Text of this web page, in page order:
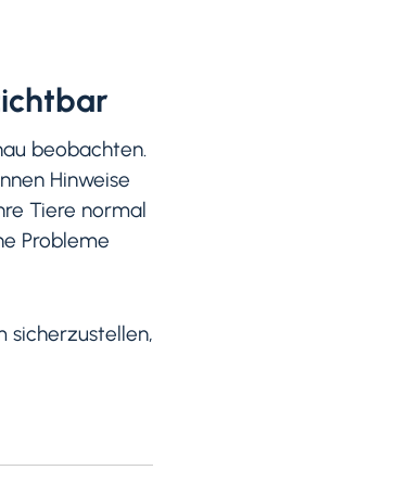
beobachten.
Hinweise
Tiere normal
Probleme
sicherzustellen,